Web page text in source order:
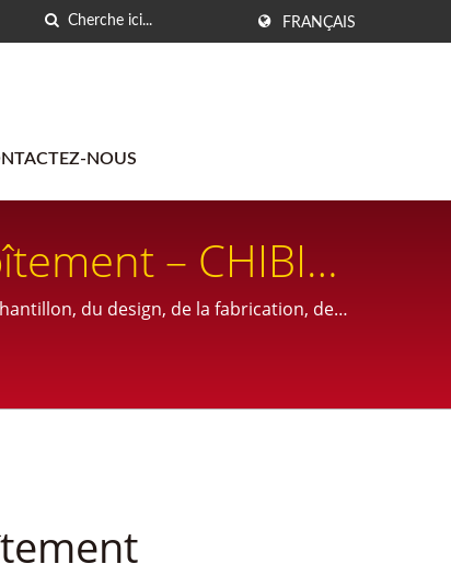
FRANÇAIS
NOUS
– CHIBIN
du design, de la fabrication, de